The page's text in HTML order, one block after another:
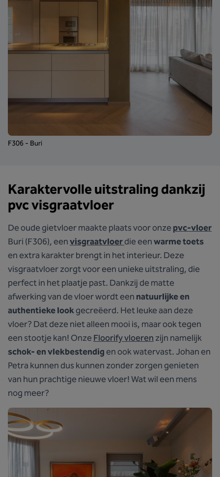
F306 - Buri
Karaktervolle uitstraling dankzij
pvc visgraatvloer
De oude gietvloer maakte plaats voor onzepvc-vloer
Buri (F306), eenvisgraatvloerdie eenwarme toets
en extra karakter brengt in het interieur. Deze
visgraatvloer zorgt voor een unieke uitstraling, die
perfect in het plaatje past. Dankzij de matte
afwerking van de vloer wordt een natuurlijke en
authentieke lookgecreëerd. Het leuke aan deze
vloer? Dat deze niet alleen mooi is, maar ook tegen
een stootje kan! OnzeFloorify vloeren zijn namelijk
schok- en vlekbestendig en ook watervast. Johan en
Petra kunnen dus kunnen zonder zorgen genieten
van hun prachtige nieuwe vloer! Wat wil een mens
nog meer?